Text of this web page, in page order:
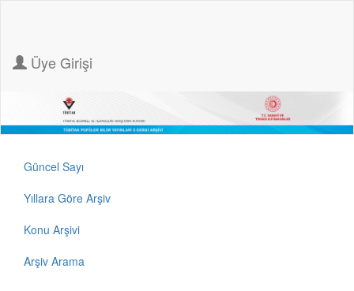
Üye Girişi
Güncel Sayı
Yıllara Göre Arşiv
Konu Arşivi
Arşiv Arama